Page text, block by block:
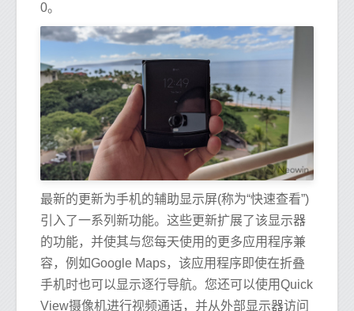
0。
最新的更新为手机的辅助显示屏(称为“快速查看”)
引入了一系列新功能。这些更新扩展了该显示器
的功能，并使其与您每天使用的更多应用程序兼
容，例如Google Maps，该应用程序即使在折叠
手机时也可以显示逐行导航。您还可以使用Quick
View摄像机进行视频通话，并从外部显示器访问